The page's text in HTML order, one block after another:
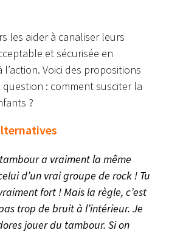
les aider à canaliser leurs
et sécurisée en
Voici des propositions
: comment susciter la
?
a vraiment la même
d’un vrai groupe de rock ! Tu
fort ! Mais la règle, c’est
trop de bruit à l’intérieur. Je
jouer du tambour. Si on